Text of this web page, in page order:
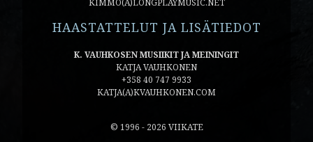
KIMMO(A)LONGPLAYMUSIC.NET
HAASTATTELUT JA LISÄTIEDOT
K. VAUHKOSEN MUSIIKIT JA MEININGIT
KATJA VAUHKONEN
+358 40 747 9933
KATJA(A)KVAUHKONEN.COM
© 1996 - 2026 VIIKATE